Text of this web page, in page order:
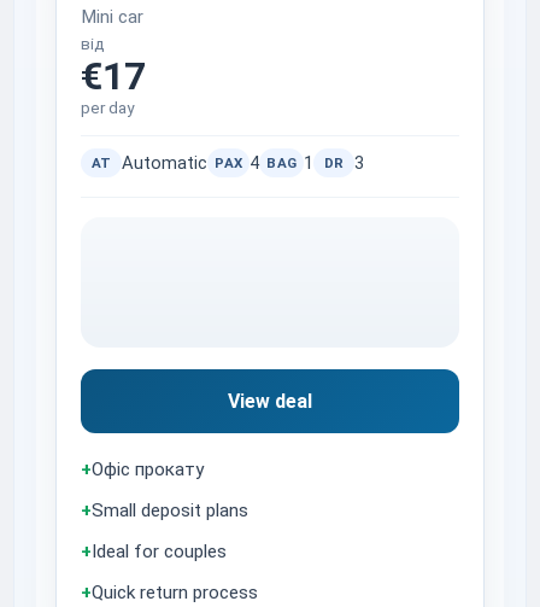
Mini car
від
€17
per day
AT Automatic PAX 4 BAG 1 DR 3
View deal
+Офіс прокату
+Small deposit plans
+Ideal for couples
+Quick return process